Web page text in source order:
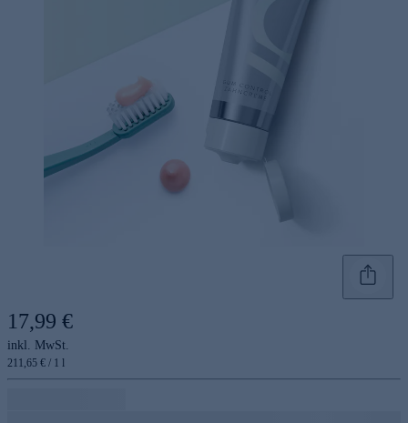
17,99 €
inkl. MwSt.
211,65 € / 1 l